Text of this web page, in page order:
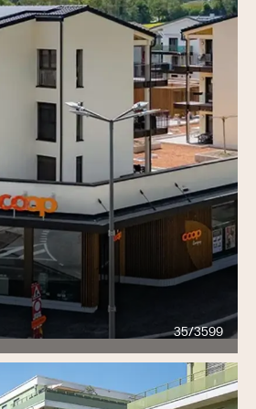
de Lausanne
Longchamps et
- Lausanne + M. Pierre
Conservatoire
de l’Uni DorignyArchitram,
cours)
Lausanne
MGM (Matthez),
LausanneSalle de réunion,
- Pully
Catella & Hauenstein,
M. Jean-Daniel Roulin,
des bâtiments BCV
M. Jean-Daniel Roulin,
des bâtiments BCV
35/3599